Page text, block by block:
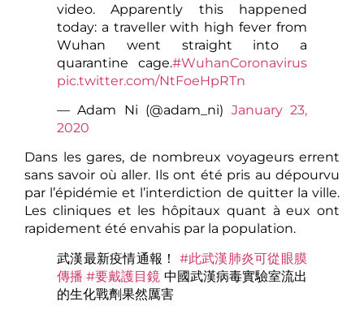
video. Apparently this happened
today: a traveller with high fever from
Wuhan went straight into a
quarantine cage.#WuhanCoronavirus
pic.twitter.com/NtFoeHpRTn
— Adam Ni (@adam_ni) January 23,
2020
Dans les gares, de nombreux voyageurs errent
sans savoir où aller. Ils ont été pris au dépourvu
par l’épidémie et l’interdiction de quitter la ville.
Les cliniques et les hôpitaux quant à eux ont
rapidement été envahis par la population.
武漢最新疫情通報！ #此武漢肺炎可從眼膜
傳播 #要戴護目鏡 中國武漢病毒實驗室流出
的生化戰劑果然厲害